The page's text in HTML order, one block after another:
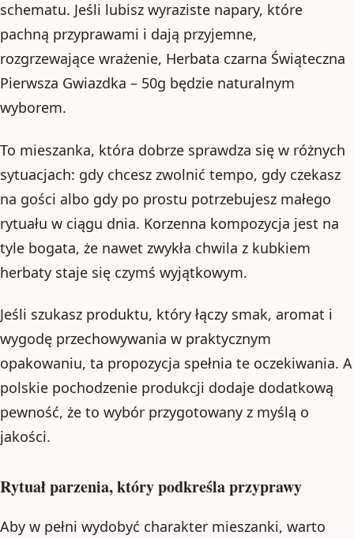
schematu. Jeśli lubisz wyraziste napary, które
pachną przyprawami i dają przyjemne,
rozgrzewające wrażenie, Herbata czarna Świąteczna
Pierwsza Gwiazdka – 50g będzie naturalnym
wyborem.
To mieszanka, która dobrze sprawdza się w różnych
sytuacjach: gdy chcesz zwolnić tempo, gdy czekasz
na gości albo gdy po prostu potrzebujesz małego
rytuału w ciągu dnia. Korzenna kompozycja jest na
tyle bogata, że nawet zwykła chwila z kubkiem
herbaty staje się czymś wyjątkowym.
Jeśli szukasz produktu, który łączy smak, aromat i
wygodę przechowywania w praktycznym
opakowaniu, ta propozycja spełnia te oczekiwania. A
polskie pochodzenie produkcji dodaje dodatkową
pewność, że to wybór przygotowany z myślą o
jakości.
Rytuał parzenia, który podkreśla przyprawy
Aby w pełni wydobyć charakter mieszanki, warto